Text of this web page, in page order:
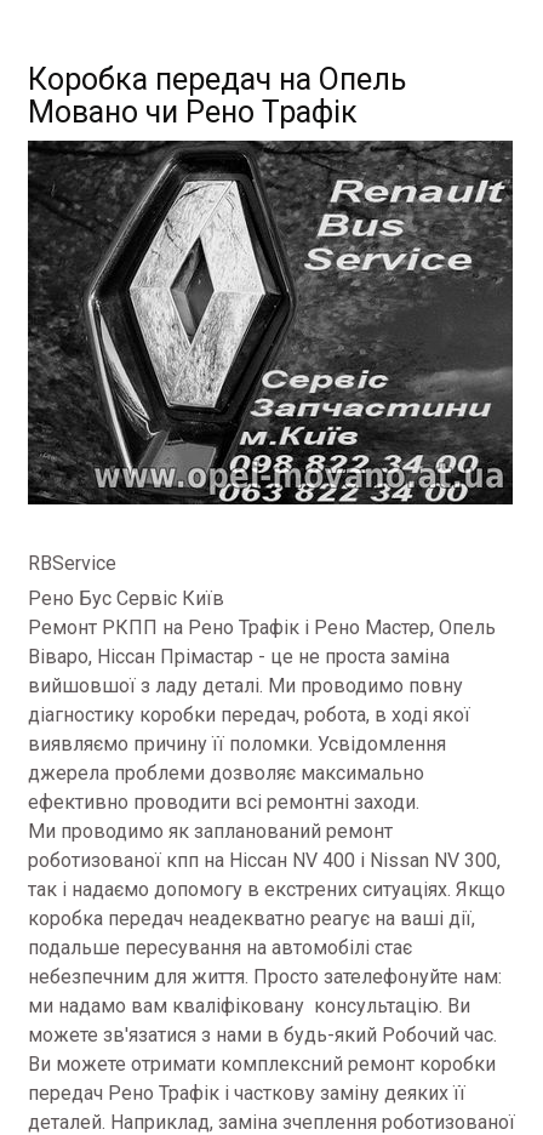
Коробка передач на Опель
Мовано чи Рено Трафік
RBService
Рено Бус Сервіс Київ
Ремонт РКПП на Рено Трафік і Рено Мастер, Опель
Віваро, Ніссан Прімастар - це не проста заміна
вийшовшої з ладу деталі. Ми проводимо повну
діагностику коробки передач, робота, в ході якої
виявляємо причину її поломки. Усвідомлення
джерела проблеми дозволяє максимально
ефективно проводити всі ремонтні заходи.
Ми проводимо як запланований ремонт
роботизованої кпп на Ніссан NV 400 і Nissan NV 300,
так і надаємо допомогу в екстрених ситуаціях. Якщо
коробка передач неадекватно реагує на ваші дії,
подальше пересування на автомобілі стає
небезпечним для життя. Просто зателефонуйте нам:
ми надамо вам кваліфіковану консультацію. Ви
можете зв'язатися з нами в будь-який Робочий час.
Ви можете отримати комплексний ремонт коробки
передач Рено Трафік і часткову заміну деяких її
деталей. Наприклад, заміна зчеплення роботизованої